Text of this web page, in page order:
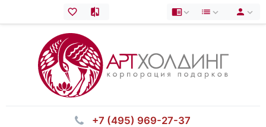
⠀+7 (495) 969-27-37